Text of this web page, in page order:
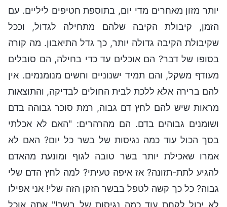
יותר מזון מאחרים מדי יום, בתוספת חטיפים ליליים. עם
הזמן, קיבולת הקיבה שלהם מתחילה לגדול, וככל
שקיבולת הקיבה גדולה יותר, כך גדל התיאבון. מה קורה
בסופו של דבר? הם אוכלים עד כדי בחילה, הם סובלים
מעודף משקל, והם תמיד ישנוניים וחשים מנומנמים. אין
להם ברירה אלא ללכת לבית החולים לבדיקה, והתוצאות
מראות שיש להם לחץ דם גבוה, רמת סוכר גבוהה בדם
ושומנים גבוהים בדם. הם מהרהרים: "האם לא אכלתי
בסך הכול עוד כמה נגיסות של בשר כל יום? האם לא
אמרו שאכילת יותר בשר טובה לגוף ומונעת מהאדם
להגיע לתת-תזונה? אז איפה טעיתי? למה לחץ הדם שלי
גבוה? כל כך קשה לטפל בבשר הזקן הזה שלי! אני אפילו
לא יכול לקחת עוד כמה נגיסות של בשר!" אתה אוכל